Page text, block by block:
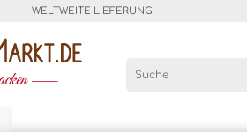
WELTWEITE LIEFERUNG